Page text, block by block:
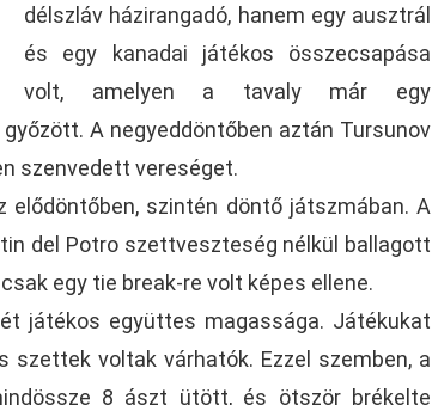
délszláv házirangadó, hanem egy ausztrál
és egy kanadai játékos összecsapása
volt, amelyen a tavaly már egy
A negyeddöntőben aztán Tursunov
szenvedett vereséget.
szintén döntő játszmában. A
del Potro szettveszteség nélkül ballagott
egy tie break-re volt képes ellene.
játékos együttes magassága. Játékukat
szettek voltak várhatók. Ezzel szemben, a
8 ászt ütött, és ötször brékelte